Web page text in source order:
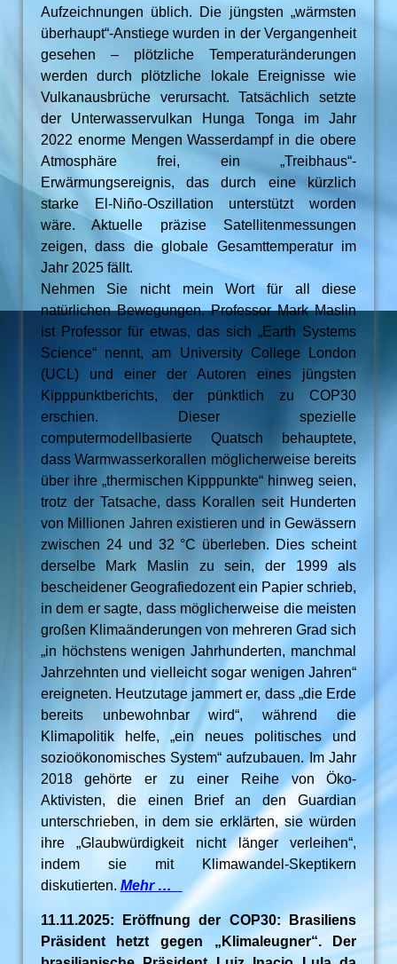
Aufzeichnungen üblich. Die jüngsten „wärmsten
überhaupt“-Anstiege wurden in der Vergangenheit
gesehen – plötzliche Temperaturänderungen
werden durch plötzliche lokale Ereignisse wie
Vulkanausbrüche verursacht. Tatsächlich setzte
der Unterwasservulkan Hunga Tonga im Jahr
2022 enorme Mengen Wasserdampf in die obere
Atmosphäre frei, ein „Treibhaus“-
Erwärmungsereignis, das durch eine kürzlich
starke El-Niño-Oszillation unterstützt worden
wäre. Aktuelle präzise Satellitenmessungen
zeigen, dass die globale Gesamttemperatur im
Jahr 2025 fällt.
Nehmen Sie nicht mein Wort für all diese
natürlichen Bewegungen. Professor Mark Maslin
ist Professor für etwas, das sich „Earth Systems
Science“ nennt, am University College London
(UCL) und einer der Autoren eines jüngsten
Kipppunktberichts, der pünktlich zu COP30
erschien. Dieser spezielle
computermodellbasierte Quatsch behauptete,
dass Warmwasserkorallen möglicherweise bereits
über ihre „thermischen Kipppunkte“ hinweg seien,
trotz der Tatsache, dass Korallen seit Hunderten
von Millionen Jahren existieren und in Gewässern
zwischen 24 und 32 °C überleben. Dies scheint
derselbe Mark Maslin zu sein, der 1999 als
bescheidener Geografiedozent ein Papier schrieb,
in dem er sagte, dass möglicherweise die meisten
großen Klimaänderungen von mehreren Grad sich
„in höchstens wenigen Jahrhunderten, manchmal
Jahrzehnten und vielleicht sogar wenigen Jahren“
ereigneten. Heutzutage jammert er, dass „die Erde
bereits unbewohnbar wird“, während die
Klimapolitik helfe, „ein neues politisches und
sozioökonomisches System“ aufzubauen. Im Jahr
2018 gehörte er zu einer Reihe von Öko-
Aktivisten, die einen Brief an den Guardian
unterschrieben, in dem sie erklärten, sie würden
ihre „Glaubwürdigkeit nicht länger verleihen“,
indem sie mit Klimawandel-Skeptikern
diskutierten. Mehr …
11.11.2025: Eröffnung der COP30: Brasiliens
Präsident hetzt gegen „Klimaleugner“. Der